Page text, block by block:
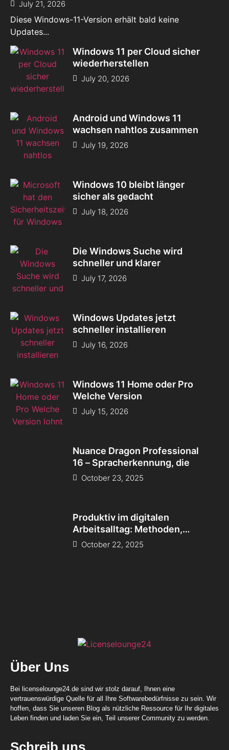
July 21, 2026
Diese Windows-11-Version erhält bald keine
Updates...
Windows 11 per Cloud sicher
wiederherstellen
July 20, 2026
Android und Windows 11
wachsen nahtlos zusammen
July 19, 2026
Windows 10 bleibt länger
sicher als gedacht
July 18, 2026
Die Windows Suche wird
schneller und klarer
July 17, 2026
Windows Updates jetzt
schneller installieren
July 16, 2026
Windows 11 Home oder Pro
Welche Version
July 15, 2026
Nuance Dragon Professional
16 – Spracherkennung, die
October 23, 2025
Produktiv im digitalen
Arbeitsalltag: Methoden,
Tools und
October 22, 2025
Über Uns
Bei licenselounge24.de sind wir stolz darauf, Ihnen eine
vertrauenswürdige Quelle für all Ihre Softwarebedürfnisse zu sein. Wir
hoffen, dass Sie unseren Blog als nützliche Ressource für Ihr digitales
Leben finden und laden Sie ein, Teil unserer Community zu werden.